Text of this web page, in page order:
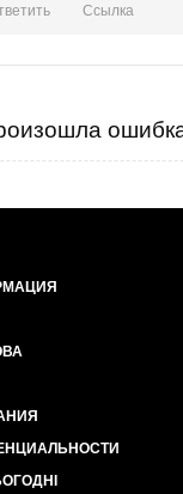
Ссылка